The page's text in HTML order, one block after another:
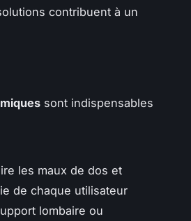
contribuent à un
sont indispensables
les maux de dos et
de chaque utilisateur
lombaire ou